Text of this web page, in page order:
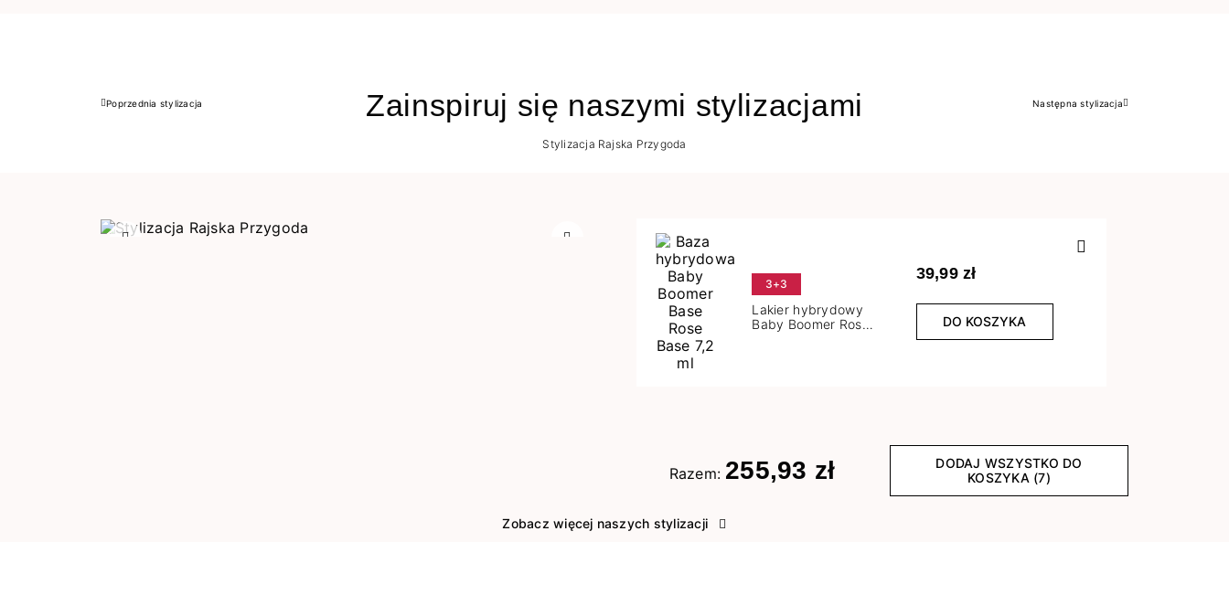
Zainspiruj się naszymi stylizacjami
Poprzedni
Poprzednia stylizacja Następny
Następna stylizacja
Stylizacja Rajska Przygoda
3+3
Lakier hybrydowy
Baby Boomer Rose
39,99 zł
DO KOSZYKA
Razem: 255,93 zł
DODAJ WSZYSTKO DO
KOSZYKA (7)
Zobacz więcej naszych stylizacji